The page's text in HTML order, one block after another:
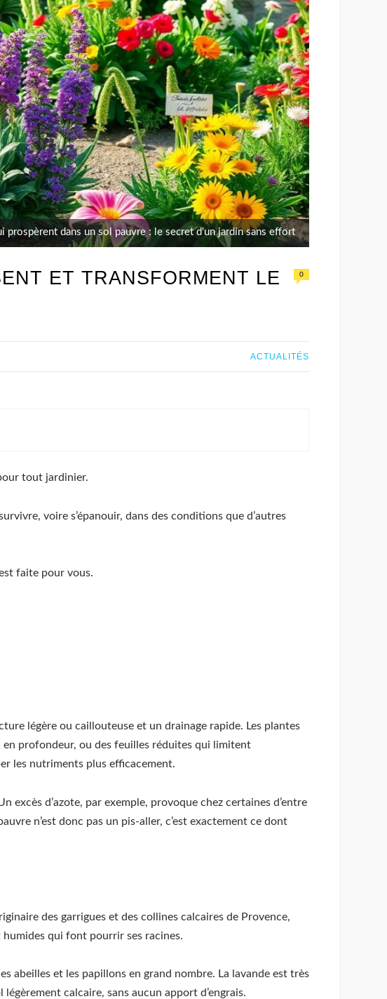
prospèrent dans un sol pauvre : le secret d'un jardin sans effort
ET TRANSFORMENT LE
0
ACTUALITÉS
tout jardinier.
voire s’épanouir, dans des conditions que d’autres
faite pour vous.
légère ou caillouteuse et un drainage rapide. Les plantes
en profondeur, ou des feuilles réduites qui limitent
les nutriments plus efficacement.
d’azote, par exemple, provoque chez certaines d’entre
n’est donc pas un pis-aller, c’est exactement ce dont
des garrigues et des collines calcaires de Provence,
humides qui font pourrir ses racines.
abeilles et les papillons en grand nombre. La lavande est très
calcaire, sans aucun apport d’engrais.